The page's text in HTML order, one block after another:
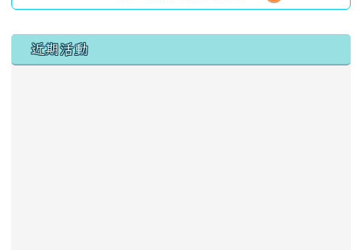
左邊區域內容
近期活動